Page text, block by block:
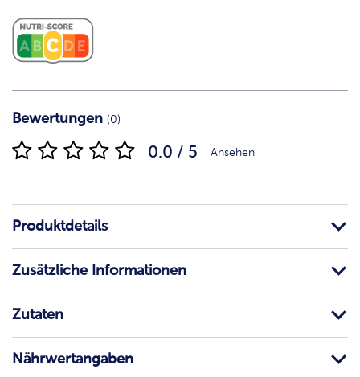
Bewertungen (0)
0.0 / 5 Ansehen
Produktdetails
Zusätzliche Informationen
Zutaten
Nährwertangaben